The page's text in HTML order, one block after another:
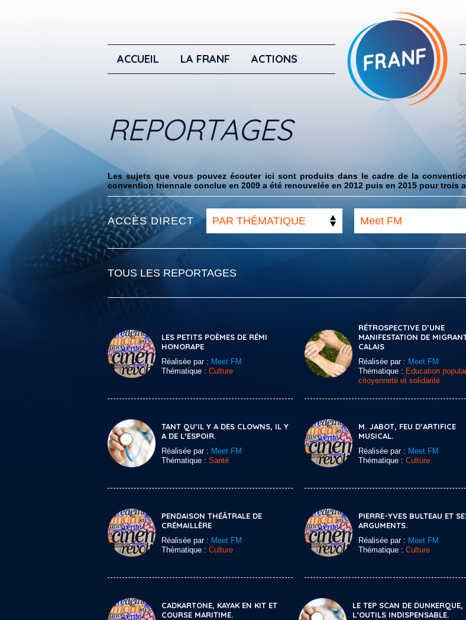
ACCUEIL LA FRANF ACTIONS
REPORTAGES
Les sujets que vous pouvez écouter ici sont produits dans le cadre de la
convention triennale conclue en 2009 a été renouvelée en 2012 puis en 2015 pour trois
ACCÈS DIRECT PAR THÉMATIQUE Meet FM
TOUS LES REPORTAGES
LES PETITS POÈMES DE RÉMI
HONORAPE
Réalisée par : Meet FM
Thématique : Culture
RÉTROSPECTIVE D’UNE
MANIFESTATION DE
CALAIS
Réalisée par : Meet FM
Thématique : Education
citoyenneté et solidarité
TANT QU’IL Y A DES CLOWNS, IL Y
A DE L’ESPOIR.
Réalisée par : Meet FM
Thématique : Santé
M. JABOT, FEU D’ARTIFICE
MUSICAL.
Réalisée par : Meet FM
Thématique : Culture
PENDAISON THÉÂTRALE DE
CRÉMAILLÈRE
Réalisée par : Meet FM
Thématique : Culture
PIERRE-YVES BULTEAU ET
ARGUMENTS.
Réalisée par : Meet FM
Thématique : Culture
CADKARTONE, KAYAK EN KIT ET
COURSE MARITIME.
LE TEP SCAN DE DUNKERQUE,
L’OUTILS INDISPENSABLE.